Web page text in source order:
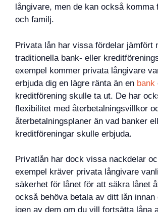
långivare, men de kan också komma
och familj.
Privata lån har vissa fördelar jämfört
traditionella bank- eller
exempel kommer privata långivare
erbjuda dig en lägre ränta än en bank
kreditförening skulle ta ut. De har
flexibilitet med återbetalningsvillkor
återbetalningsplaner än vad banker
kreditföreningar skulle erbjuda.
Privatlån har dock vissa nackdelar
exempel kräver privata långivare
säkerhet för lånet för att säkra lånet
också behöva betala av ditt lån innan
igen av dem om du vill fortsätta låna